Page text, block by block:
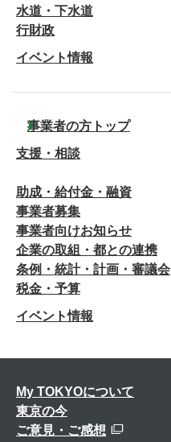
水道・下水道
行財政
イベント情報
事業者の方トップ
支援・相談
助成・給付金・融資
事業者募集
事業者向けお知らせ
企業の取組・都との連携
条例・統計・計画・審議会
税金・予算
イベント情報
My TOKYOについて
東京の今
ご意見・ご感想